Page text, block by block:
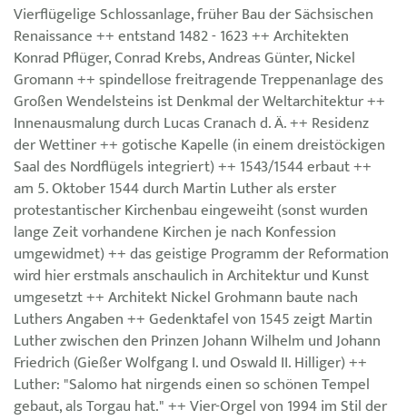
Vierflügelige Schlossanlage, früher Bau der Sächsischen
Renaissance ++ entstand 1482 - 1623 ++ Architekten
Konrad Pflüger, Conrad Krebs, Andreas Günter, Nickel
Gromann ++ spindellose freitragende Treppenanlage des
Großen Wendelsteins ist Denkmal der Weltarchitektur ++
Innenausmalung durch Lucas Cranach d. Ä. ++ Residenz
der Wettiner ++ gotische Kapelle (in einem dreistöckigen
Saal des Nordflügels integriert) ++ 1543/1544 erbaut ++
am 5. Oktober 1544 durch Martin Luther als erster
protestantischer Kirchenbau eingeweiht (sonst wurden
lange Zeit vorhandene Kirchen je nach Konfession
umgewidmet) ++ das geistige Programm der Reformation
wird hier erstmals anschaulich in Architektur und Kunst
umgesetzt ++ Architekt Nickel Grohmann baute nach
Luthers Angaben ++ Gedenktafel von 1545 zeigt Martin
Luther zwischen den Prinzen Johann Wilhelm und Johann
Friedrich (Gießer Wolfgang I. und Oswald II. Hilliger) ++
Luther: "Salomo hat nirgends einen so schönen Tempel
gebaut, als Torgau hat." ++ Vier-Orgel von 1994 im Stil der